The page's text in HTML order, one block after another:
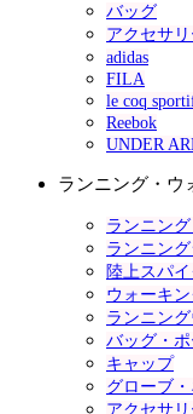
バッグ
アクセサリ
adidas
FILA
le coq
Reebok
UNDER
ランニング・ウ
ランニン
ランニン
陸上スパイ
ウォーキ
ランニン
バッグ・ポ
キャップ
グローブ
アクセサ